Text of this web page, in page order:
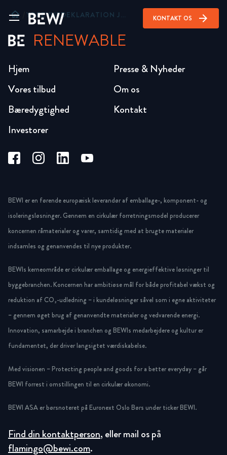
KONTAKT OS arrow_forward
home YDEEVNEDEKLARATION JACKODUR® XPS 700 240MM
RENEWABLE
Hjem
Vores tilbud
Bæredygtighed
Investorer
Presse & Nyheder
Om os
Kontakt
BEWI er en førende europæisk leverandør af emballage-, komponent- og
isoleringsløsninger. Gennem en cirkulær forretningsmodel producerer
koncernen råmaterialer og varer, samtidig med at brugte materialer
indsamles og genanvendes til nye produkter.
BEWIs kerneområde er cirkulær emballage og energieffektive løsninger til
byggebranchen. Koncernen har ambitiøse mål for både profitabel vækst og
reduktion af CO₂-udledning – i kundeløsninger såvel som i egne aktiviteter
– gennem øget brug af genanvendte materialer og vedvarende energi.
Innovation, samarbejde i branchen og BEWIs medarbejdere og kultur er
fundamentet, der driver langsigtet værdiskabelse.
Med visionen – Protecting people and goods for a better everyday – går
BEWI forrest i omstillingen til en cirkulær økonomi.
BEWI ASA er børsnoteret på Euronext Oslo Børs under ticker BEWI.
Find din kontaktperson, eller mail os på
flamingo@bewi.com.